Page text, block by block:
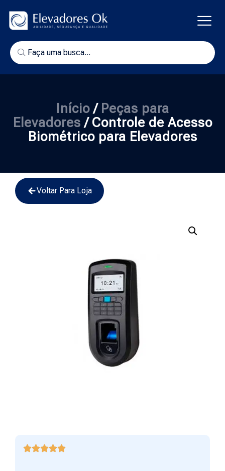
Início/ Peças para
Elevadores / Controle de Acesso
Biométrico para Elevadores
Voltar Para Loja